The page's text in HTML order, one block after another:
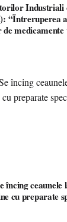
Industriali
“Întreruperea
medicamente
cu preparate